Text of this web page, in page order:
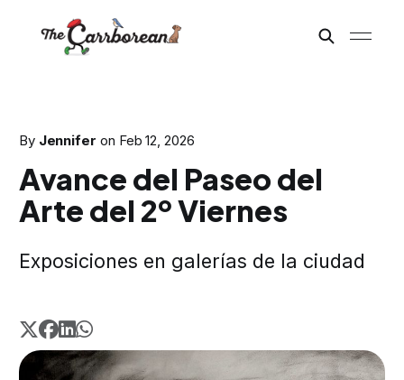
By Jennifer on Feb 12, 2026
Avance del Paseo del
Arte del 2º Viernes
Exposiciones en galerías de la ciudad